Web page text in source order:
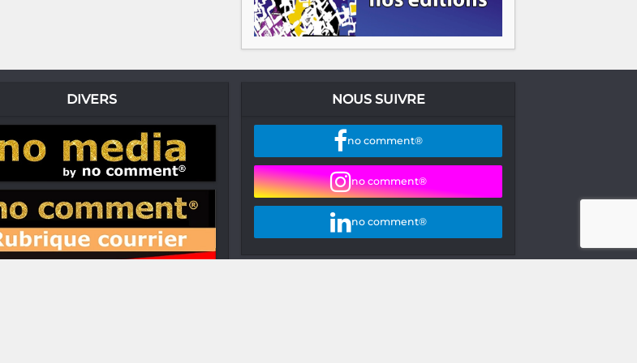
DIVERS NOUS SUIVRE
no comment®
no comment®
no comment®